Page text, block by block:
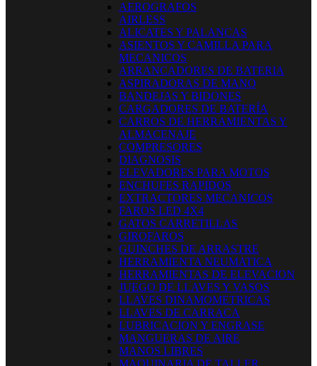
AEROGRAFOS
AIRLESS
ALICATES Y PALANCAS
ASIENTOS Y CAMILLA PARA
MECANICOS
ARRANCADORES DE BATERIA
ASPIRADORAS DE MANO
BANDEJAS Y BIDONES
CARGADORES DE BATERÍA
CARROS DE HERRAMIENTAS Y
ALMACENAJE
COMPRESORES
DIAGNOSIS
ELEVADORES PARA MOTOS
ENCHUFES RAPIDOS
EXTRACTORES MECANICOS
FAROS LED 4X4
GATOS CARRETILLAS
GIROFAROS
GUINCHES DE ARRASTRE
HERRAMIENTA NEUMATICA
HERRAMIENTAS DE ELEVACION
JUEGO DE LLAVES Y VASOS
LLAVES DINAMOMETRICAS
LLAVES DE CARRACA
LUBRICACION Y ENGRASE
MANGUERAS DE AIRE
MANOS LIBRES
MAQUINARIA DE TALLER